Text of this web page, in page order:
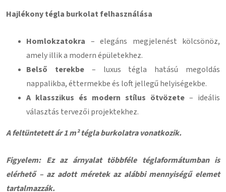
Hajlékony tégla burkolat felhasználása
Homlokzatokra – elegáns megjelenést kölcsönöz,
amely illik a modern épületekhez.
Belső terekbe– luxus tégla hatású megoldás
nappalikba, éttermekbe és loft jellegű helyiségekbe.
A klasszikus és modern stílus ötvözete – ideális
választás tervezői projektekhez.
A feltüntetett ár 1 m² tégla burkolatra vonatkozik.
Figyelem: Ez az árnyalat többféle téglaformátumban is
elérhető – az adott méretek az alábbi mennyiségű elemet
tartalmazzák.